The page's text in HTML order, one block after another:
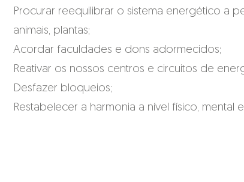
Procurar reequilibrar o sistema energético a
animais, plantas;
Acordar faculdades e dons adormecidos;
Reativar os nossos centros e circuitos de
Desfazer bloqueios;
Restabelecer a harmonia a nível físico, mental